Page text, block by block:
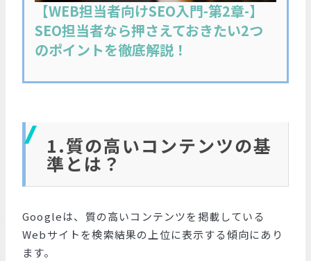
【WEB担当者向けSEO入門-第2章-】
SEO担当者なら押さえておきたい2つ
のポイントを徹底解説！
1.質の高いコンテンツの基
準とは？
Googleは、質の高いコンテンツを掲載している
Webサイトを検索結果の上位に表示する傾向にあり
ます。